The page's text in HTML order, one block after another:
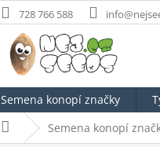
728 766 588
Semena konopí značky
Domů Semena konopí